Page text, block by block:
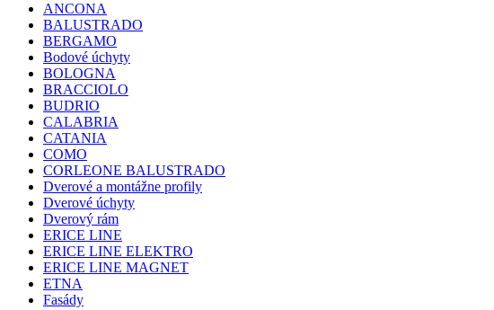
ANCONA
BALUSTRADO
BERGAMO
Bodové úchyty
BOLOGNA
BRACCIOLO
BUDRIO
CALABRIA
CATANIA
COMO
CORLEONE BALUSTRADO
Dverové a montážne profily
Dverové úchyty
Dverový rám
ERICE LINE
ERICE LINE ELEKTRO
ERICE LINE MAGNET
ETNA
Fasády